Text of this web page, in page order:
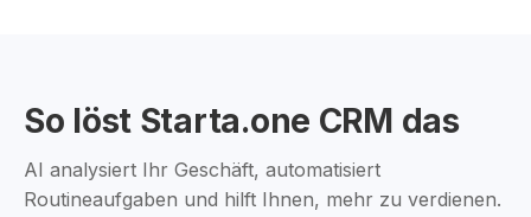
So löst Starta.one CRM das
AI analysiert Ihr Geschäft, automatisiert
Routineaufgaben und hilft Ihnen, mehr zu verdienen.